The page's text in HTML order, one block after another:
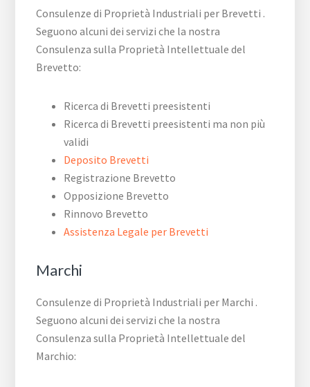
Consulenze di Proprietà Industriali per Brevetti .
Seguono alcuni dei servizi che la nostra
Consulenza sulla Proprietà Intellettuale del
Brevetto:
Ricerca di Brevetti preesistenti
Ricerca di Brevetti preesistenti ma non più
validi
Deposito Brevetti
Registrazione Brevetto
Opposizione Brevetto
Rinnovo Brevetto
Assistenza Legale per Brevetti
Marchi
Consulenze di Proprietà Industriali per Marchi .
Seguono alcuni dei servizi che la nostra
Consulenza sulla Proprietà Intellettuale del
Marchio: